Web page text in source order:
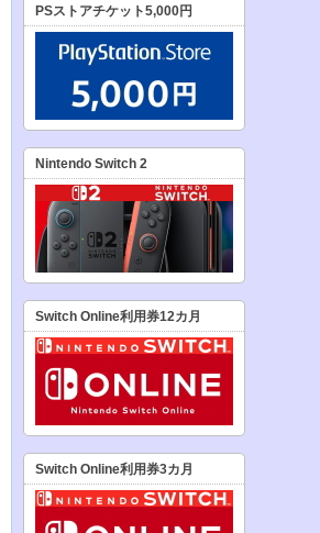
PSストアチケット5,000円
Nintendo Switch 2
Switch Online利用券12カ月
Switch Online利用券3カ月